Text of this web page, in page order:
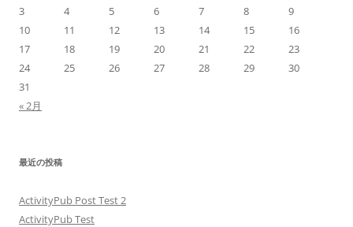
3
4 5 6 7 8
9
10
11 12 13 14 15
16
17
18 19 20 21 22
23
24
25 26 27 28 29
30
31
« 2月
最近の投稿
ActivityPub Post Test 2
ActivityPub Test